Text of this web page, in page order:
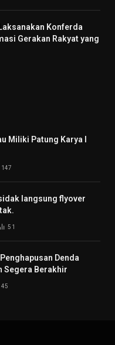
Konferda
Gerakan Rakyat yang
Miliki Patung Karya I
147
langsung flyover
51
Denda
Segera Berakhir
45